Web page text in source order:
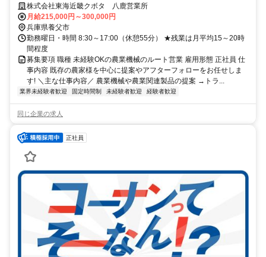
レアポ＆飛び込み一切ナシ！
株式会社東海近畿クボタ 八鹿営業所
月給215,000円～300,000円
兵庫県養父市
勤務曜日・時間 8:30～17:00（休憩55分） ★残業は月平均15～20時
間程度
募集要項 職種 未経験OKの農業機械のルート営業 雇用形態 正社員 仕
事内容 既存の農家様を中心に提案やアフターフォローをお任せしま
す! ＼主な仕事内容／ 農業機械や農業関連製品の提案 →トラ...
業界未経験者歓迎 固定時間制 未経験者歓迎 経験者歓迎
同じ企業の求人
正社員